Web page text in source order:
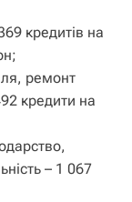
кредитів на
ремонт
кредити на
– 1 067